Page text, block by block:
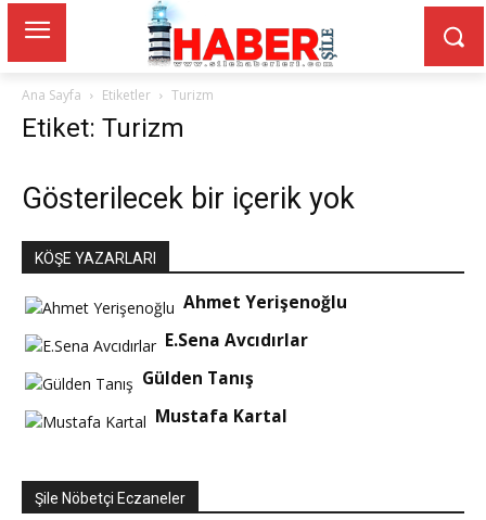
Ana Sayfa Etiketler Turizm
Etiket: Turizm
Gösterilecek bir içerik yok
KÖŞE YAZARLARI
Ahmet Yerişenoğlu
E.Sena Avcıdırlar
Gülden Tanış
Mustafa Kartal
Şile Nöbetçi Eczaneler